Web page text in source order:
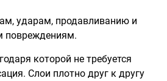
ударам, продавливанию и
повреждениям.
которой не требуется
Слои плотно друг к другу